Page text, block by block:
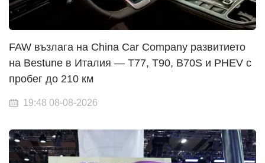
FAW възлага на China Car Company развитието
на Bestune в Италия — T77, T90, B70S и PHEV с
пробег до 210 км
19:48 08-08-2026